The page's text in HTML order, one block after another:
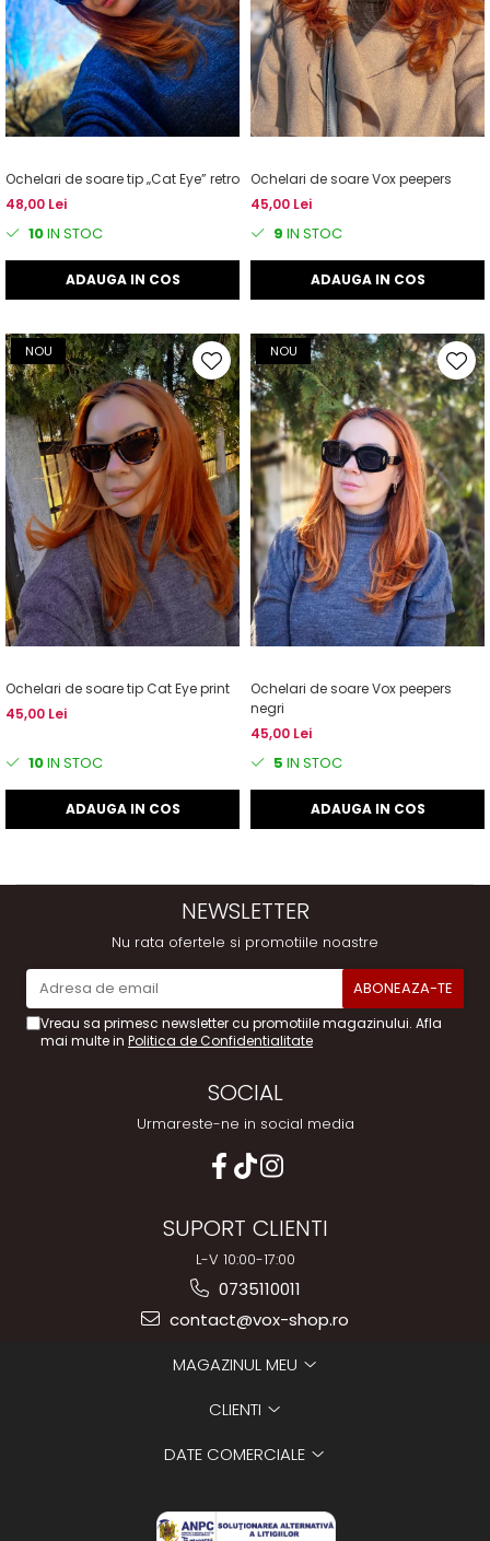
Ochelari de soare tip „Cat Eye” retro
48,00 Lei
10IN STOC
ADAUGA IN COS
Ochelari de soare Vox peepers
45,00 Lei
9 IN STOC
ADAUGA IN COS
NOU
Ochelari de soare tip Cat Eye print
45,00 Lei
10IN STOC
ADAUGA IN COS
NOU
Ochelari de soare Vox peepers
negri
45,00 Lei
5 IN STOC
ADAUGA IN COS
NEWSLETTER
Nu rata ofertele si promotiile noastre
Vreau sa primesc newsletter cu promotiile magazinului. Afla
mai multe in Politica de Confidentialitate
SOCIAL
Urmareste-ne in social media
SUPORT CLIENTI
L-V 10:00-17:00
0735110011
contact@vox-shop.ro
MAGAZINUL MEU
CLIENTI
DATE COMERCIALE